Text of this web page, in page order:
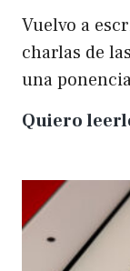
Vuelvo a
charlas de
una
Quiero